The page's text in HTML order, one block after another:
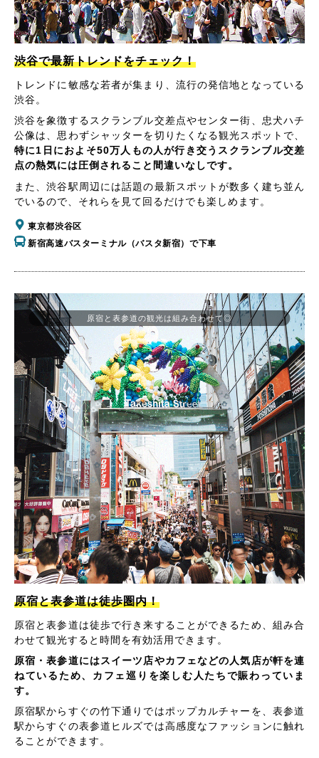
渋谷で最新トレンドをチェック！
トレンドに敏感な若者が集まり、流行の発信地となっている
渋谷。
渋谷を象徴するスクランブル交差点やセンター街、忠犬ハチ
公像は、思わずシャッターを切りたくなる観光スポットで、
特に1日におよそ50万人もの人が行き交うスクランブル交差
点の熱気には圧倒されること間違いなしです。
また、渋谷駅周辺には話題の最新スポットが数多く建ち並ん
でいるので、それらを見て回るだけでも楽しめます。
東京都渋谷区
新宿高速バスターミナル（バスタ新宿）で下車
原宿と表参道は徒歩圏内！
原宿と表参道は徒歩で行き来することができるため、組み合
わせて観光すると時間を有効活用できます。
原宿・表参道にはスイーツ店やカフェなどの人気店が軒を連
ねているため、カフェ巡りを楽しむ人たちで賑わっていま
す。
原宿駅からすぐの竹下通りではポップカルチャーを、表参道
駅からすぐの表参道ヒルズでは高感度なファッションに触れ
ることができます。
原宿と表参道の観光は組み合わせて◎